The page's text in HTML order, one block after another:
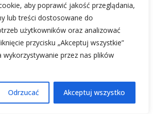
aby poprawić jakość przeglądania,
lub treści dostosowane do
użytkowników oraz analizować
przycisku „Akceptuj wszystkie”
wykorzystywanie przez nas plików
Odrzucać Akceptuj wszystko